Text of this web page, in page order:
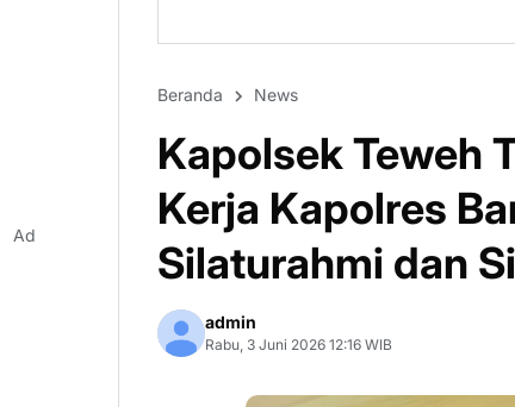
Beranda News
Kapolsek Teweh
Kerja Kapolres
Silaturahmi dan
admin
Rabu, 3 Juni 2026 12:16 WIB
Ad